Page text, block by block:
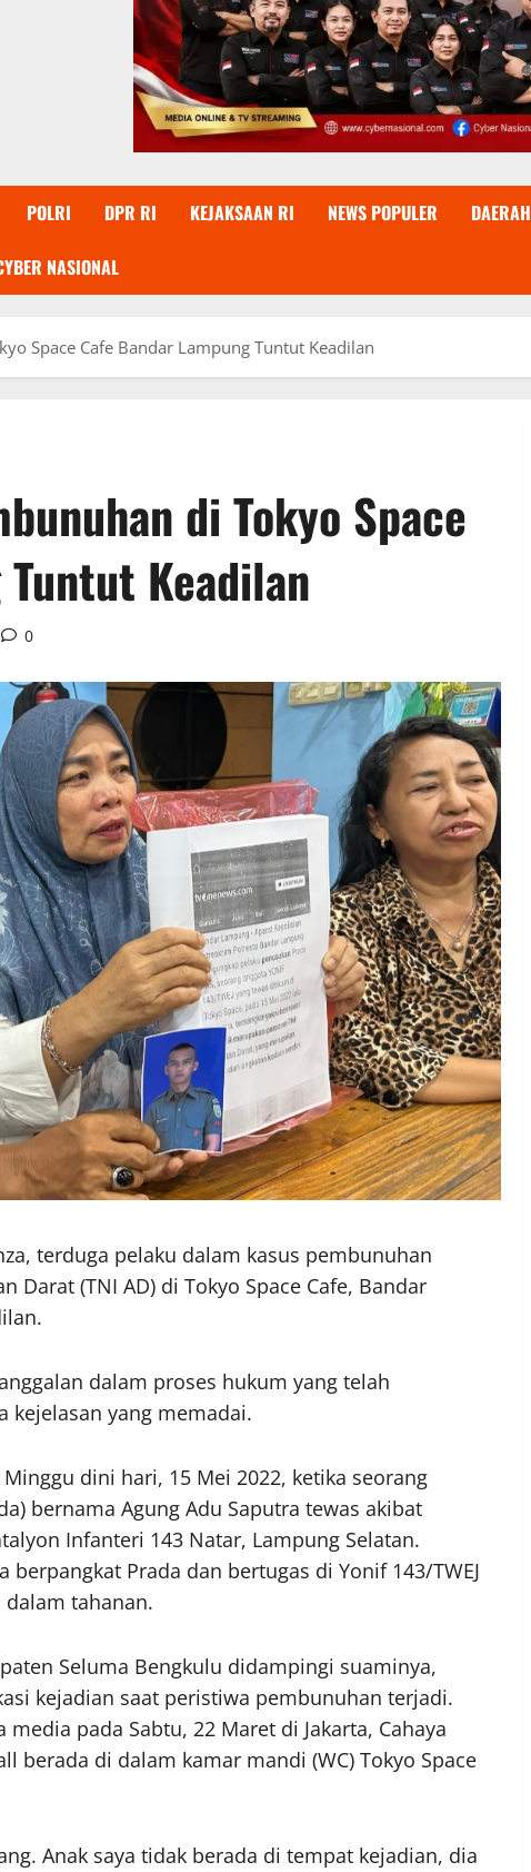
POLRI DPR RI KEJAKSAAN RI NEWS POPULER DAERAH
NASIONAL
Space Cafe Bandar Lampung Tuntut Keadilan
di Tokyo Space
Keadilan
0
terduga pelaku dalam kasus pembunuhan
Darat (TNI AD) di Tokyo Space Cafe, Bandar
dalam proses hukum yang telah
kejelasan yang memadai.
dini hari, 15 Mei 2022, ketika seorang
bernama Agung Adu Saputra tewas akibat
Infanteri 143 Natar, Lampung Selatan.
Prada dan bertugas di Yonif 143/TWEJ
tahanan.
Seluma Bengkulu didampingi suaminya,
kejadian saat peristiwa pembunuhan terjadi.
pada Sabtu, 22 Maret di Jakarta, Cahaya
berada di dalam kamar mandi (WC) Tokyo Space
Anak saya tidak berada di tempat kejadian, dia